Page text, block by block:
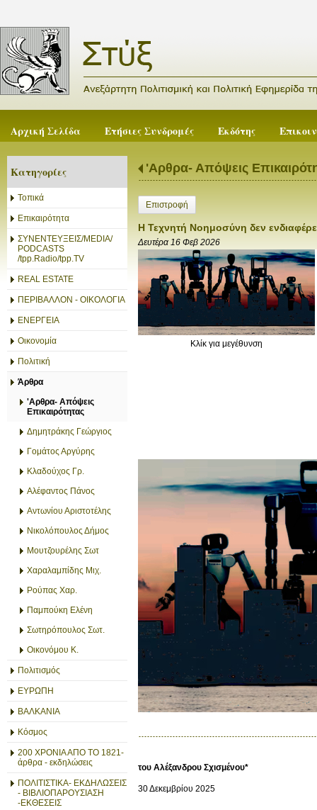
Αρχική Σελίδα Ετήσιες Συνδρομές Εκδότης
Κατηγορίες
Τοπικά
Επικαιρότητα
ΣΥΝΕΝΤΕΥΞΕΙΣ/MEDIA/
PODCASTS
/tpp.Radio/tpp.TV
REAL ESTATE
ΠΕΡΙΒΑΛΛΟΝ - ΟΙΚΟΛΟΓΙΑ
ΕΝΕΡΓΕΙΑ
Οικονομία
Πολιτική
Άρθρα
'Αρθρα- Απόψεις
Επικαιρότητας
Δημητράκης Γεώργιος
Γομάτος Αργύρης
Κλαδούχος Γρ.
Αλέφαντος Πάνος
Αντωνίου Αριστοτέλης
Νικολόπουλος Δήμος
Μουτζουρέλης Σωτ
Χαραλαμπίδης Μιχ.
Ρούπας Χαρ.
Παμπούκη Ελένη
Σωτηρόπουλος Σωτ.
Οικονόμου Κ.
Πολιτισμός
ΕΥΡΩΠΗ
ΒΑΛΚΑΝΙΑ
Κόσμος
200 ΧΡΟΝΙΑ ΑΠΟ ΤΟ 1821-
άρθρα - εκδηλώσεις
ΠΟΛΙΤΙΣΤΙΚΑ- ΕΚΔΗΛΩΣΕΙΣ
- ΒΙΒΛΙΟΠΑΡΟΥΣΙΑΣΗ
-ΕΚΘΕΣΕΙΣ
'Αρθρα- Απόψεις
Επιστροφή
Η Τεχνητή Νοημοσύνη δεν
Δευτέρα 16 Φεβ 2026
Κλίκ για μεγέθυνση
του Αλέξανδρου Σχισμένου*
30 Δεκεμβρίου 2025